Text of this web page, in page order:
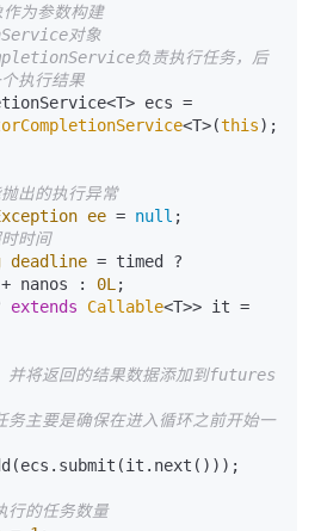
为参数构建
对象
负责执行任务，后
执行结果
<T>(this);
出的执行异常
ee = null ;
时间
deadline = timed ?
+ nanos : 0L ;
extends Callable<T>> it =
并将返回的结果数据添加到futures
主要是确保在进入循环之前开始一
的任务数量